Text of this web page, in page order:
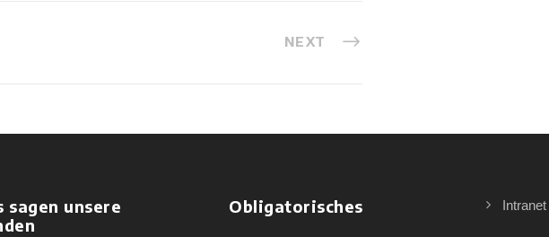
NEXT
sagen unsere
Obligatorisches Intranet